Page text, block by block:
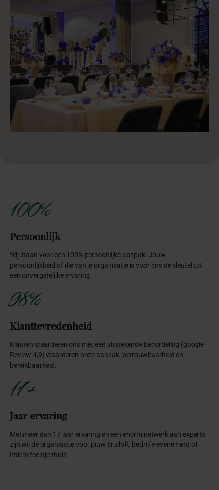
100%
Persoonlijk
Wij staan voor een 100% persoonlijke aanpak. Jouw
persoonlijkheid of die van je organisatie is voor ons de sleutel tot
een onvergetelijke ervaring.
98%
Klanttevredenheid
Klanten waarderen ons met een uitstekende beoordeling (google
Review 4,9) waarderen onze aanpak, betrouwbaarheid en
bereikbaarheid.
17+
Jaar ervaring
Met meer dan 17 jaar ervaring en een enorm netwerk aan experts
zijn wij dé organisatie voor jouw bruiloft, bedrijfs-evenement of
intiem feestje thuis.